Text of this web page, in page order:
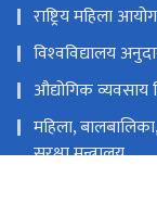
राष्ट्रिय महिला आयोग
विश्‍वविद्यालय
औद्योगिक व्यवसाय
महिला,
सुरक्षा मन्त्रालय